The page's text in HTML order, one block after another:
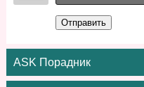
Отправить
ASK Порадник